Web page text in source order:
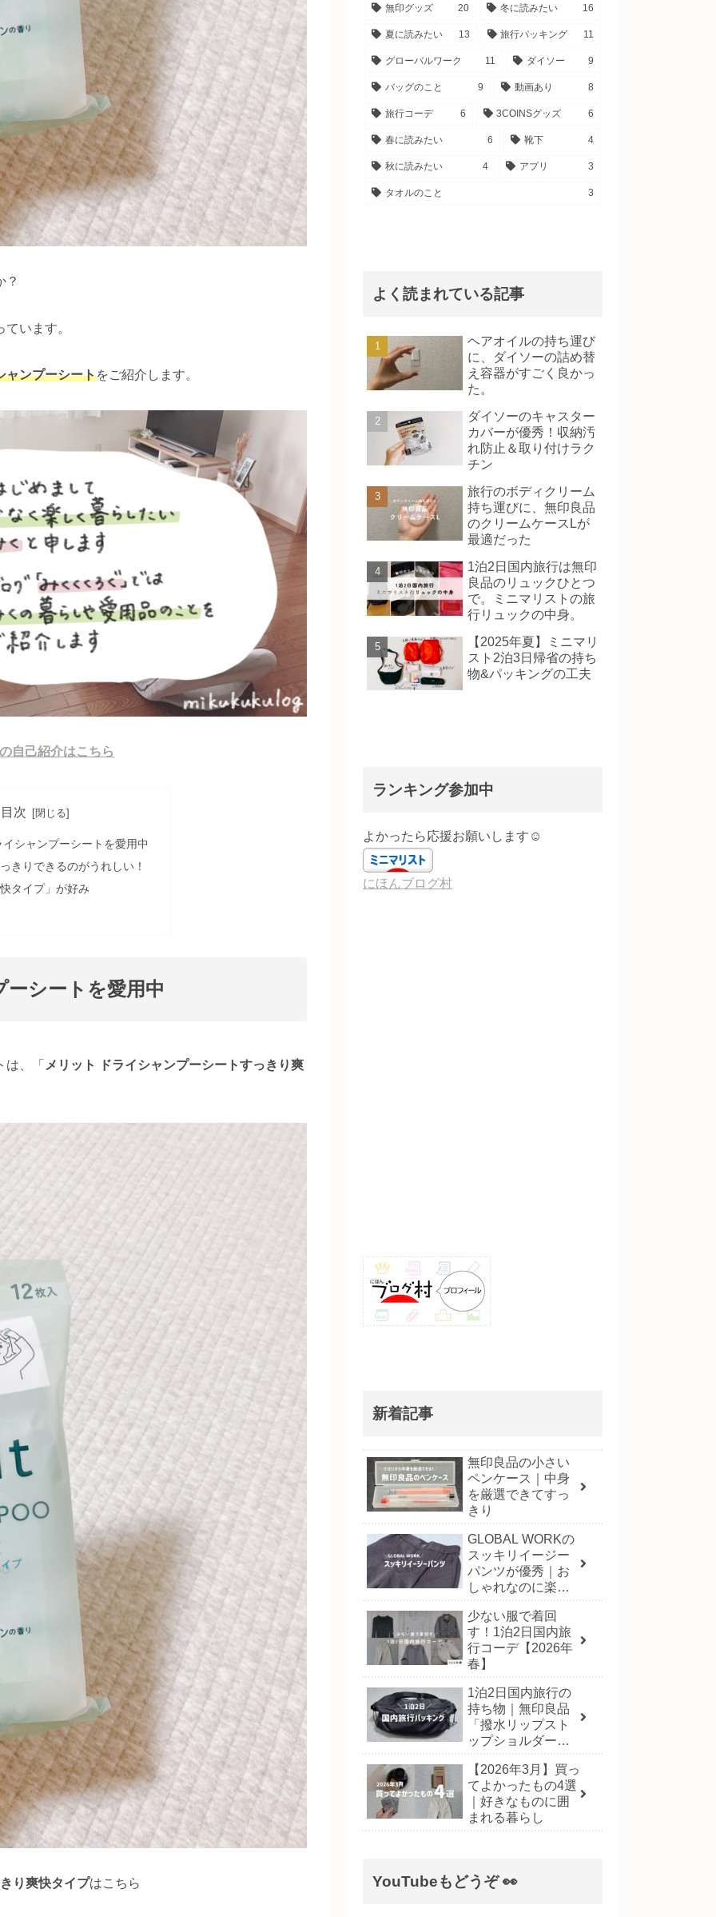
？
ています。
ャンプーシートをご紹介します。
自己紹介はこちら
目次
シャンプーシートを愛用中
きりできるのがうれしい！
タイプ」が好み
シートを愛用中
、「 メリット ドライシャンプーシートすっきり爽
り爽快タイプはこちら
無印グッズ 20 冬に読みたい 16
夏に読みたい 13 旅行パッキング 11
グローバルワーク 11 ダイソー 9
バッグのこと 9 動画あり 8
旅行コーデ 6 3COINSグッズ 6
春に読みたい 6 靴下 4
秋に読みたい 4 アプリ 3
タオルのこと 3
よく読まれている記事
ヘアオイルの持ち運び
に、ダイソーの詰め替
え容器がすごく良かっ
た。
ダイソーのキャスター
カバーが優秀！収納汚
れ防止＆取り付けラク
チン
旅行のボディクリーム
持ち運びに、無印良品
のクリームケースLが
最適だった
1泊2日国内旅行は無印
良品のリュックひとつ
で。ミニマリストの旅
行リュックの中身。
【2025年夏】ミニマリ
スト2泊3日帰省の持ち
物&パッキングの工夫
ランキング参加中
よかったら応援お願いします☺️
にほんブログ村
新着記事
無印良品の小さい
ペンケース｜中身
を厳選できてすっ
きり
GLOBAL WORKの
スッキリイージー
パンツが優秀｜お
しゃれなのに楽に
少ない服で着回
す！1泊2日国内旅
行コーデ【2026年
春】
1泊2日国内旅行の
持ち物｜無印良品
「撥水リップスト
ップショルダーバ
グ！【2026年3月】
【2026年3月】買っ
てよかったもの4選
｜好きなものに囲
まれる暮らし
YouTubeもどうぞ 👀